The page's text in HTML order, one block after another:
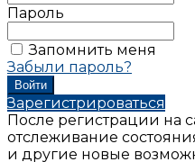
Пароль
Запомнить меня
Забыли пароль?
Зарегистрироваться
После регистрации на
отслеживание
и другие новые